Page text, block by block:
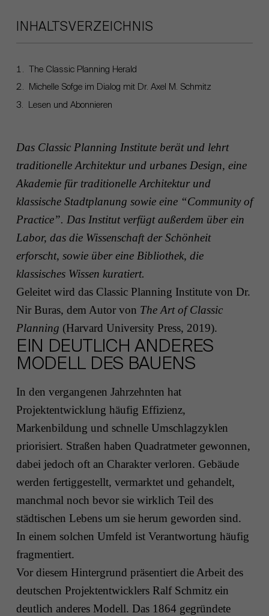
INHALTSVERZEICHNIS
The Classic Planning Herald
Michelle Sofge im Dialog mit Dr. Axel M. Schmitz
Lesen und Abonnieren
Das Classic Planning Institute berät und lehrt
traditionelle Architektur und urbanes Design, eine
Akademie für traditionelle Architektur und
klassische Stadtplanung sowie eine “Community of
Practice”. Das Institut verfügt außerdem über ein
Labor, das die Wissenschaft der Schönheit
erforscht, sowie über eine Bibliothek, die
klassisches Wissen kuratiert.
Geleitet wird das Classic Planning Institute von Dr.
Nir Buras, dem Autor von The Art of Classic
Planning (Harvard University Press, 2019).
EIN DEUTLICH ANDERES
MODELL DES BAUENS
In den vergangenen Jahrzehnten hat
Projektentwicklung häufig Effizienz,
Markenbildung und schnelle Umschlagzyklen
priorisiert. Straßen haben Quadratmeter gewonnen,
dabei jedoch oft an Charakter verloren. Gebäude
werden fertiggestellt, vermarktet und gehandelt,
manchmal noch bevor sie wirklich Teil des
städtischen Lebens um sie herum geworden sind.
In einem solchen Umfeld ist Verantwortung häufig
fragmentiert.
Vor diesem Hintergrund präsentiert die Arbeit des
deutschen Projektentwicklers Ralf Schmitz ein
deutlich anderes Modell. Das 1864 gegründete